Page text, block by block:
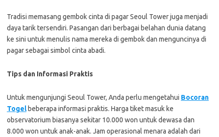
Tradisi memasang gembok cinta di pagar Seoul Tower juga menjadi
daya tarik tersendiri. Pasangan dari berbagai belahan dunia datang
ke sini untuk menulis nama mereka di gembok dan menguncinya di
pagar sebagai simbol cinta abadi.
Tips dan Informasi Praktis
Untuk mengunjungi Seoul Tower, Anda perlu mengetahui Bocoran
Togelbeberapa informasi praktis. Harga tiket masuk ke
observatorium biasanya sekitar 10.000 won untuk dewasa dan
8.000 won untuk anak-anak. Jam operasional menara adalah dari